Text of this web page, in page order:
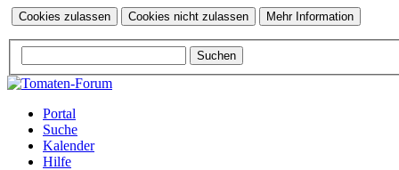
Portal
Suche
Kalender
Hilfe